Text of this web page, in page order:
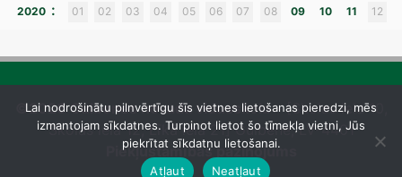
2020 : 01 02 03 04 05 06 07 08 09 10 11 12
©2026 Gulbenes novada vidusskola– [Skolas iela 10,
Skolas iela 12, Līkā iela 21] Gulbene, LV-4401
Piekļūstamības paziņojums
Lai nodrošinātu pilnvērtīgu šīs vietnes lietošanas pieredzi, mēs
izmantojam sīkdatnes. Turpinot lietot šo tīmekļa vietni, Jūs
piekrītat sīkdatņu lietošanai.
Atļaut
Neatļaut